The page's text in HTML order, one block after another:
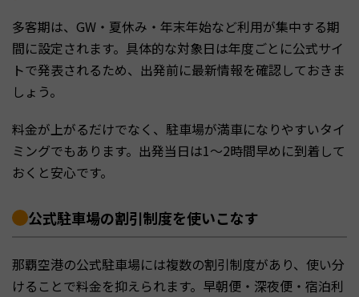
多客期は、GW・夏休み・年末年始など利用が集中する期
間に設定されます。具体的な対象日は年度ごとに公式サイ
トで発表されるため、出発前に最新情報を確認しておきま
しょう。
料金が上がるだけでなく、駐車場が満車になりやすいタイ
ミングでもあります。出発当日は1〜2時間早めに到着して
おくと安心です。
公式駐車場の割引制度を使いこなす
那覇空港の公式駐車場には複数の割引制度があり、使い分
けることで料金を抑えられます。早朝便・深夜便・宿泊利